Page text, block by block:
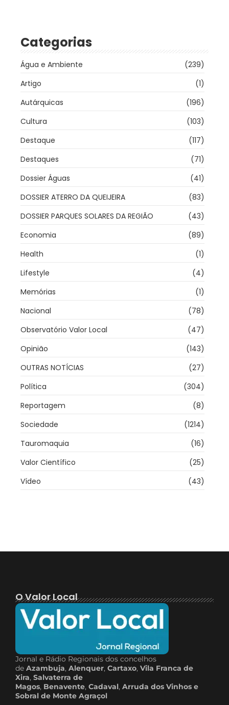
Categorias
Água e Ambiente
(239)
Artigo
(1)
Autárquicas
(196)
Cultura
(103)
Destaque
(117)
Destaques
(71)
Dossier Águas
(41)
DOSSIER ATERRO DA QUEIJEIRA
(83)
DOSSIER PARQUES SOLARES DA REGIÃO
(43)
Economia
(89)
Health
(1)
Lifestyle
(4)
Memórias
(1)
Nacional
(78)
Observatório Valor Local
(47)
Opinião
(143)
OUTRAS NOTÍCIAS
(27)
Política
(304)
Reportagem
(8)
Sociedade
(1214)
Tauromaquia
(16)
Valor Científico
(25)
Vídeo
(43)
O Valor Local
Jornal e Rádio Regionais dos concelhos
de Azambuja, Alenquer, Cartaxo, Vila Franca de
Xira, Salvaterra de
Magos, Benavente, Cadaval, Arruda dos Vinhos e
Sobral de Monte Agraçol